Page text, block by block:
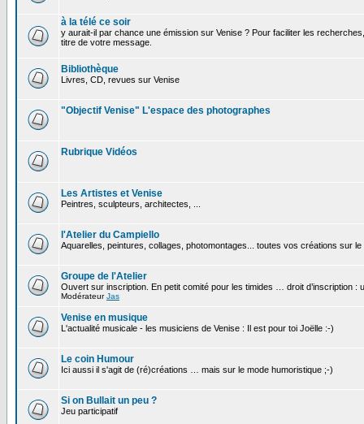
à la télé ce soir
y aurait-il par chance une émission sur Venise ? Pour faciliter les
titre de votre message.
Bibliothèque
Livres, CD, revues sur Venise
"Objectif Venise" L'espace des photographes
Rubrique Vidéos
Les Artistes et Venise
Peintres, sculpteurs, architectes, ...
l'Atelier du Campiello
Aquarelles, peintures, collages, photomontages... toutes vos créations sur le
Groupe de l'Atelier
Ouvert sur inscription. En petit comité pour les timides … droit d’inscription :
ModérateurJas
Venise en musique
L'actualité musicale - les musiciens de Venise : Il est pour toi Joëlle :-)
Le coin Humour
Ici aussi il s'agit de (ré)créations … mais sur le mode humoristique ;-)
Si on Bullait un peu ?
Jeu participatif